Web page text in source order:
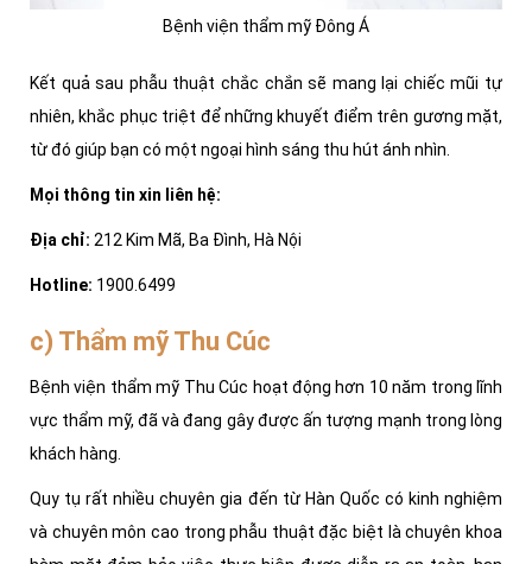
Bệnh viện thẩm mỹ Đông Á
Kết quả sau phẫu thuật chắc chắn sẽ mang lại chiếc mũi tự
nhiên, khắc phục triệt để những khuyết điểm trên gương mặt,
từ đó giúp bạn có một ngoại hình sáng thu hút ánh nhìn.
Mọi thông tin xin liên hệ:
Địa chỉ: 212 Kim Mã, Ba Đình, Hà Nội
Hotline: 1900.6499
c) Thẩm mỹ Thu Cúc
Bệnh viện thẩm mỹ Thu Cúc hoạt động hơn 10 năm trong lĩnh
vực thẩm mỹ, đã và đang gây được ấn tượng mạnh trong lòng
khách hàng.
Quy tụ rất nhiều chuyên gia đến từ Hàn Quốc có kinh nghiệm
và chuyên môn cao trong phẫu thuật đặc biệt là chuyên khoa